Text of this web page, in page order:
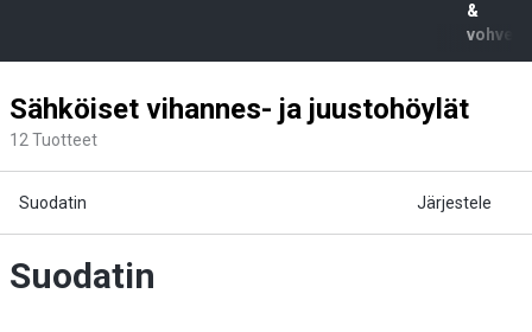
&
vohvelit
Sähköiset vihannes- ja juustohöylät
12 Tuotteet
Suodatin Järjestele
Suodatin